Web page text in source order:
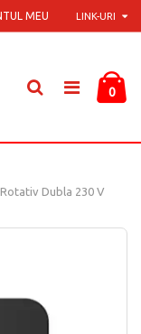
LINK-URI
MEU
0
Dubla 230 V